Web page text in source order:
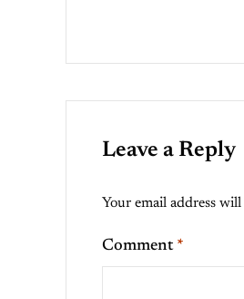
Leave a Reply
Your email address
Comment *